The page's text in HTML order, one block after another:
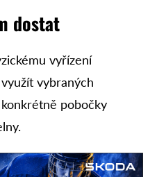
dostat
vyřízení
vybraných
pobočky